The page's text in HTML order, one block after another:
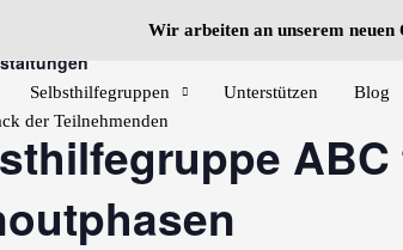
Wir arbeiten an unserem neuen
Selbsthilfegruppen Unterstützen Blog
der Teilnehmenden